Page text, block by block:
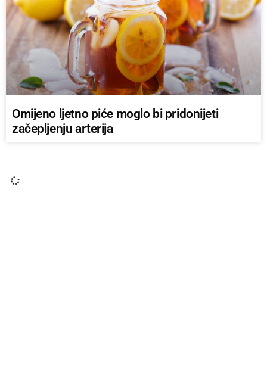
Omijeno ljetno piće moglo bi pridonijeti
začepljenju arterija